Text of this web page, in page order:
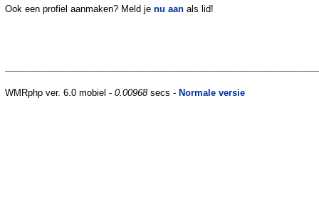
Ook een profiel aanmaken? Meld je nu aan als lid!
WMRphp ver. 6.0 mobiel - 0.00968secs - Normale versie